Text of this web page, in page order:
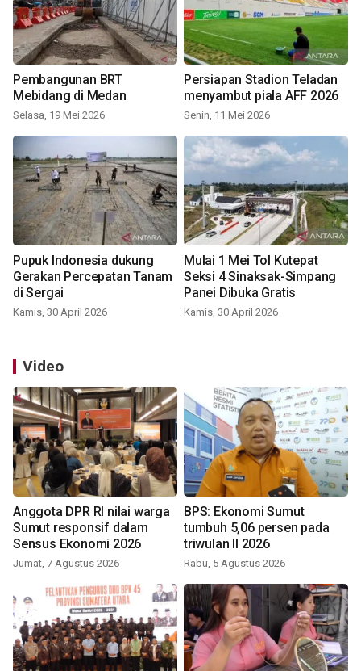
Pembangunan BRT
Mebidang di Medan
Selasa, 19 Mei 2026
Persiapan Stadion Teladan
menyambut piala AFF 2026
Senin, 11 Mei 2026
Pupuk Indonesia dukung
Gerakan Percepatan Tanam
di Sergai
Kamis, 30 April 2026
Mulai 1 Mei Tol Kutepat
Seksi 4 Sinaksak-Simpang
Panei Dibuka Gratis
Kamis, 30 April 2026
Video
Anggota DPR RI nilai warga
Sumut responsif dalam
Sensus Ekonomi 2026
Jumat, 7 Agustus 2026
BPS: Ekonomi Sumut
tumbuh 5,06 persen pada
triwulan II 2026
Rabu, 5 Agustus 2026